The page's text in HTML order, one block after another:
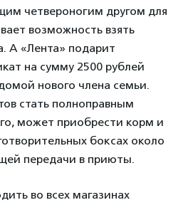
четвероногим другом для
возможность взять
А «Лента» подарит
на сумму 2500 рублей
нового члена семьи.
стать полноправным
может приобрести корм и
боксах около
передачи в приюты.
во всех магазинах